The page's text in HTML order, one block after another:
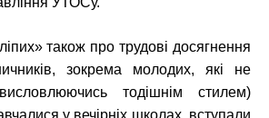
також про трудові досягнення
зокрема молодих, які не
тодішнім стилем)
у вечірніх школах, вступали